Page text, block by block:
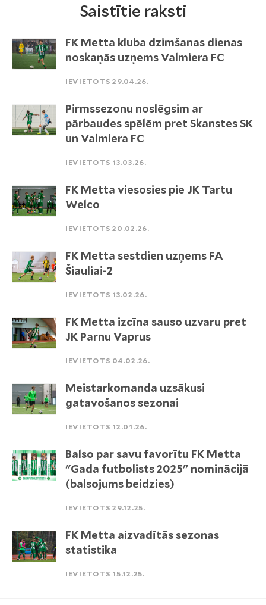
Saistītie raksti
FK Metta kluba dzimšanas dienas
noskaņās uzņems Valmiera FC
IEVIETOTS 29.04.26.
Pirmssezonu noslēgsim ar
pārbaudes spēlēm pret Skanstes SK
un Valmiera FC
IEVIETOTS 13.03.26.
FK Metta viesosies pie JK Tartu
Welco
IEVIETOTS 20.02.26.
FK Metta sestdien uzņems FA
Šiauliai-2
IEVIETOTS 13.02.26.
FK Metta izcīna sauso uzvaru pret
JK Parnu Vaprus
IEVIETOTS 04.02.26.
Meistarkomanda uzsākusi
gatavošanos sezonai
IEVIETOTS 12.01.26.
Balso par savu favorītu FK Metta
"Gada futbolists 2025" nominācijā
(balsojums beidzies)
IEVIETOTS 29.12.25.
FK Metta aizvadītās sezonas
statistika
IEVIETOTS 15.12.25.